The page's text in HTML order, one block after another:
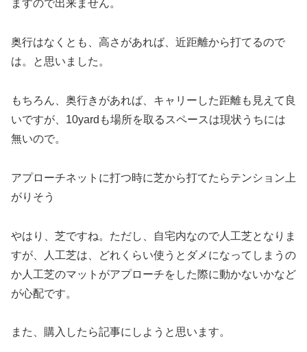
ますので出来ません。
奥行はなくとも、高さがあれば、近距離から打てるので
は。と思いました。
もちろん、奥行きがあれば、キャリーした距離も見えて良
いですが、10yardも場所を取るスペースは現状うちには
無いので。
アプローチネットに打つ時に芝から打てたらテンション上
がりそう
やはり、芝ですね。ただし、自宅内なので人工芝となりま
すが、人工芝は、どれくらい使うとダメになってしまうの
か人工芝のマットがアプローチをした際に動かないかなど
が心配です。
また、購入したら記事にしようと思います。